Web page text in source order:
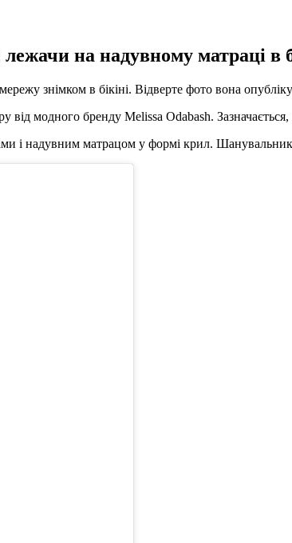
лежачи на надувному матраці
знімком в бікіні. Відверте фото вона
від модного бренду Melissa Odabash.
і надувним матрацом у формі крил.